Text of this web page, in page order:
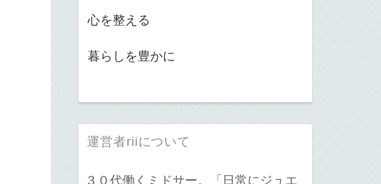
心を整える
暮らしを豊かに
運営者riiについて
３０代働くミドサー。「日常にジュエ